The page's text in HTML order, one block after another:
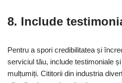
8. Include
Pentru a spori credibilitatea și
serviciul tău, include testimoniale
mulțumiți. Cititorii din industria